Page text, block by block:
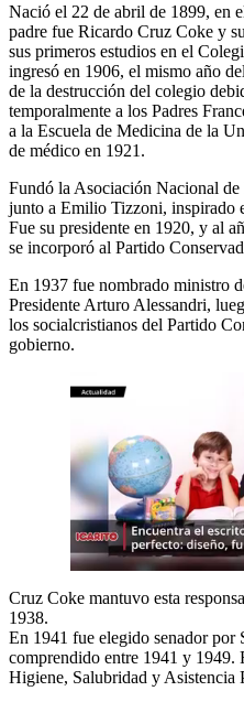
Nació el 22 de abril de 1899, en
padre fue Ricardo Cruz Coke y
sus primeros estudios en el
ingresó en 1906, el mismo año
de la destrucción del colegio
temporalmente a los Padres
a la Escuela de Medicina de la
de médico en 1921.
Fundó la Asociación Nacional
junto a Emilio Tizzoni, inspirado
Fue su presidente en 1920, y al
se incorporó al Partido
En 1937 fue nombrado ministro
Presidente Arturo Alessandri,
los socialcristianos del Partido
gobierno.
Cruz Coke mantuvo esta
1938.
En 1941 fue elegido senador por
comprendido entre 1941 y 1949.
Higiene, Salubridad y Asistencia